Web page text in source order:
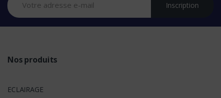
Inscription
Nos produits
ECLAIRAGE